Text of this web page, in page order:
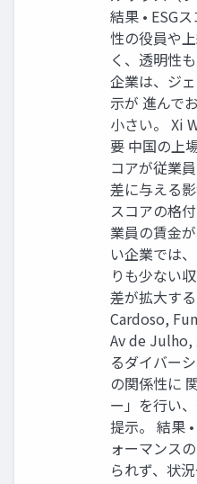
結果 • ESG
性の役員や
く、透明性
企業は、ジ
示が 進んで
小さい。 Xi
要 中国の上
コアが従業
差に与える
スコアの格
業員の賃金
い企業では
りも少ない
差が拡大す
Cardoso,
Av de Julho,
るダイバー
の関係性に
ー」を行い
提示。 結果
ォーマンス
られず、状